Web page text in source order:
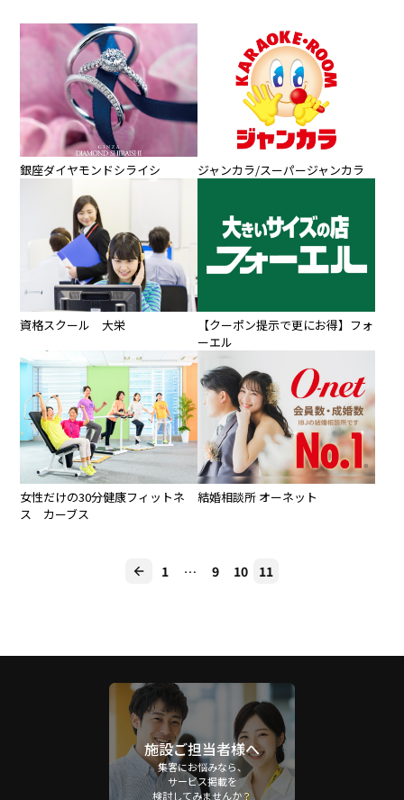
銀座ダイヤモンドシライシ ジャンカラ/スーパージャンカラ
資格スクール 大栄
【クーポン提示で更にお得】フォ
ーエル
女性だけの30分健康フィットネ
ス カーブス
結婚相談所 オーネット
1 … 9 10 11
施設ご担当者様へ
集客にお悩みなら、
サービス掲載を
検討してみませんか？